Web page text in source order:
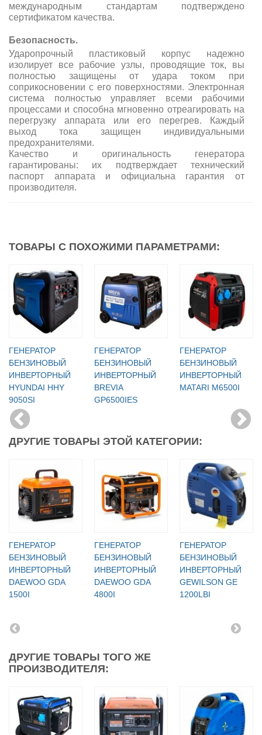
международным стандартам подтверждено
сертификатом качества.
Безопасность.
Ударопрочный пластиковый корпус надежно
изолирует все рабочие узлы, проводящие ток, вы
полностью защищены от удара током при
соприкосновении с его поверхностями. Электронная
система полностью управляет всеми рабочими
процессами и способна мгновенно отреагировать на
перегрузку аппарата или его перегрев. Каждый
выход тока защищен индивидуальными
предохранителями.
Качество и оригинальность генератора
гарантированы: их подтверждает технический
паспорт аппарата и официальна гарантия от
производителя.
ТОВАРЫ С ПОХОЖИМИ ПАРАМЕТРАМИ:
ГЕНЕРАТОР
БЕНЗИНОВЫЙ
ИНВЕРТОРНЫЙ
HYUNDAI HHY
9050SI
ГЕНЕРАТОР
БЕНЗИНОВЫЙ
ИНВЕРТОРНЫЙ
BREVIA
GP6500IES
ГЕНЕРАТОР
БЕНЗИНОВЫЙ
ИНВЕРТОРНЫЙ
MATARI M6500I
ДРУГИЕ ТОВАРЫ ЭТОЙ КАТЕГОРИИ:
ГЕНЕРАТОР
БЕНЗИНОВЫЙ
ИНВЕРТОРНЫЙ
DAEWOO GDA
1500I
ГЕНЕРАТОР
БЕНЗИНОВЫЙ
ИНВЕРТОРНЫЙ
DAEWOO GDA
4800I
ГЕНЕРАТОР
БЕНЗИНОВЫЙ
ИНВЕРТОРНЫЙ
GEWILSON GE
1200LBI
ДРУГИЕ ТОВАРЫ ТОГО ЖЕ
ПРОИЗВОДИТЕЛЯ: